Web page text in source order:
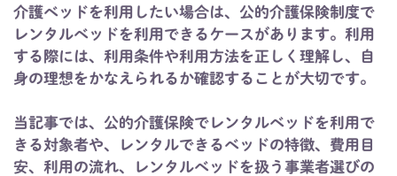
介護ベッドを利用したい場合は、公的介護保険制度で
レンタルベッドを利用できるケースがあります。利用
する際には、利用条件や利用方法を正しく理解し、自
身の理想をかなえられるか確認することが大切です。
当記事では、公的介護保険でレンタルベッドを利用で
きる対象者や、レンタルできるベッドの特徴、費用目
安、利用の流れ、レンタルベッドを扱う事業者選びの